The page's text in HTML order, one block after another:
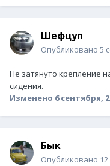
Шефцуп
Опубликовано 5
Не затянуто крепление
сидения.
Изменено 6 сентября,
Бык
Опубликовано